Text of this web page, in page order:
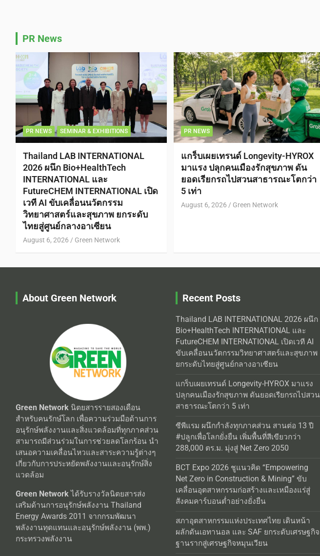
PR News
PR NEWS SEMINAR & EXHIBITIONS
Thailand LAB INTERNATIONAL
2026 ผนึก Bio+HealthTech
INTERNATIONAL และ
FutureCHEM INTERNATIONAL เปิด
เวที AI ขับเคลื่อนนวัตกรรม
วิทยาศาสตร์และสุขภาพ ยกระดับ
ไทยสู่ศูนย์กลางอาเซียน
August 6, 2026 Green Network
PR NEWS
แกร็บเผยเทรนด์ Longevity-HYROX
มาแรง ปลุกคนเมืองรักสุขภาพ ดัน
ยอดเรียกรถไปสวนสาธารณะโตกว่า
5 เท่า
August 6, 2026 Green Network
About Green Network
Green Network นิตยสารรายสองเดือน
สำหรับคนรักษ์โลก เพื่อความร่วมมือด้านการ
อนุรักษ์พลังงานและสิ่งแวดล้อมที่ทุกภาคส่วน
สามารถมีส่วนร่วมในการช่วยลดโลกร้อน นำ
เสนอความเคลื่อนไหวและสาระความรู้ต่างๆ
เกี่ยวกับการประหยัดพลังงานและอนุรักษ์สิ่ง
แวดล้อม
Green Networkได้รับรางวัลนิตยสารส่ง
เสริมด้านการอนุรักษ์พลังงาน Thailand
Energy Awards 2011 จากกรมพัฒนา
พลังงานทุดแทนและอนุรักษ์พลังงาน (พพ.)
กระทรวงพลังงาน
Recent Posts
Thailand LAB INTERNATIONAL 2026 ผนึก
Bio+HealthTech INTERNATIONAL และ
FutureCHEM INTERNATIONAL เปิดเวที AI
ขับเคลื่อนนวัตกรรมวิทยาศาสตร์และสุขภาพ
ยกระดับไทยสู่ศูนย์กลางอาเซียน
แกร็บเผยเทรนด์ Longevity-HYROX มาแรง
ปลุกคนเมืองรักสุขภาพ ดันยอดเรียกรถไปสวน
สาธารณะโตกว่า 5 เท่า
ซีพีแรม ผนึกกำลังทุกภาคส่วน สานต่อ 13 ปี
#ปลูกเพื่อโลกยั่งยืน เพิ่มพื้นที่สีเขียวกว่า
288,000 ตร.ม. มุ่งสู่ Net Zero 2050
BCT Expo 2026 ชูแนวคิด “Empowering
Net Zero in Construction & Mining” ขับ
เคลื่อนอุตสาหกรรมก่อสร้างและเหมืองแร่สู่
สังคมคาร์บอนต่ำอย่างยั่งยืน
สภาอุตสาหกรรมแห่งประเทศไทย เดินหน้า
ผลักดันเอทานอล และ SAF ยกระดับเศรษฐกิจ
ฐานรากสู่เศรษฐกิจหมุนเวียน